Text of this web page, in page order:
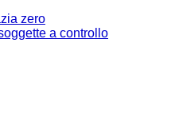
zero
a controllo